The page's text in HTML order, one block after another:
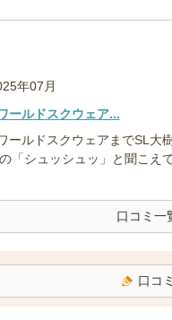
年07月
ールドスクウェア...
ールドスクウェアまでSL大
「シュッシュッ」と聞こえ
口コミ一
口コ